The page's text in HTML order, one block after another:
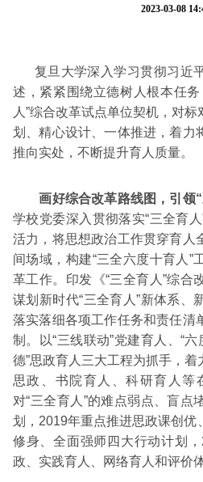
2023-03-08
复旦大学深入学习贯彻习近
述，紧紧围绕立德树人根本任
人”综合改革试点单位契机，对
划、精心设计、一体推进，着力
推向实处，不断提升育人质量。
画好综合改革路线图，引领
学校党委深入贯彻落实“三全育
活力，将思想政治工作贯穿育人
间场域，构建“三全六度十育人”
革工作。印发《“三全育人”综合
谋划新时代“三全育人”新体系、
落实落细各项工作任务和责任清
制。以“三线联动”党建育人、“
德”思政育人三大工程为抓手，
思政、书院育人、科研育人等
对“三全育人”的难点弱点、盲点
划，2019年重点推进思政课创优
修身、全面强师四大行动计划
政、实践育人、网络育人和评价